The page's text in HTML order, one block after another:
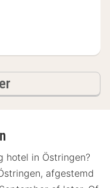
hotels
hotel in Östringen?
afgestemd